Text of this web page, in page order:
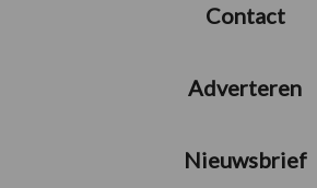
Contact
Adverteren
Nieuwsbrief